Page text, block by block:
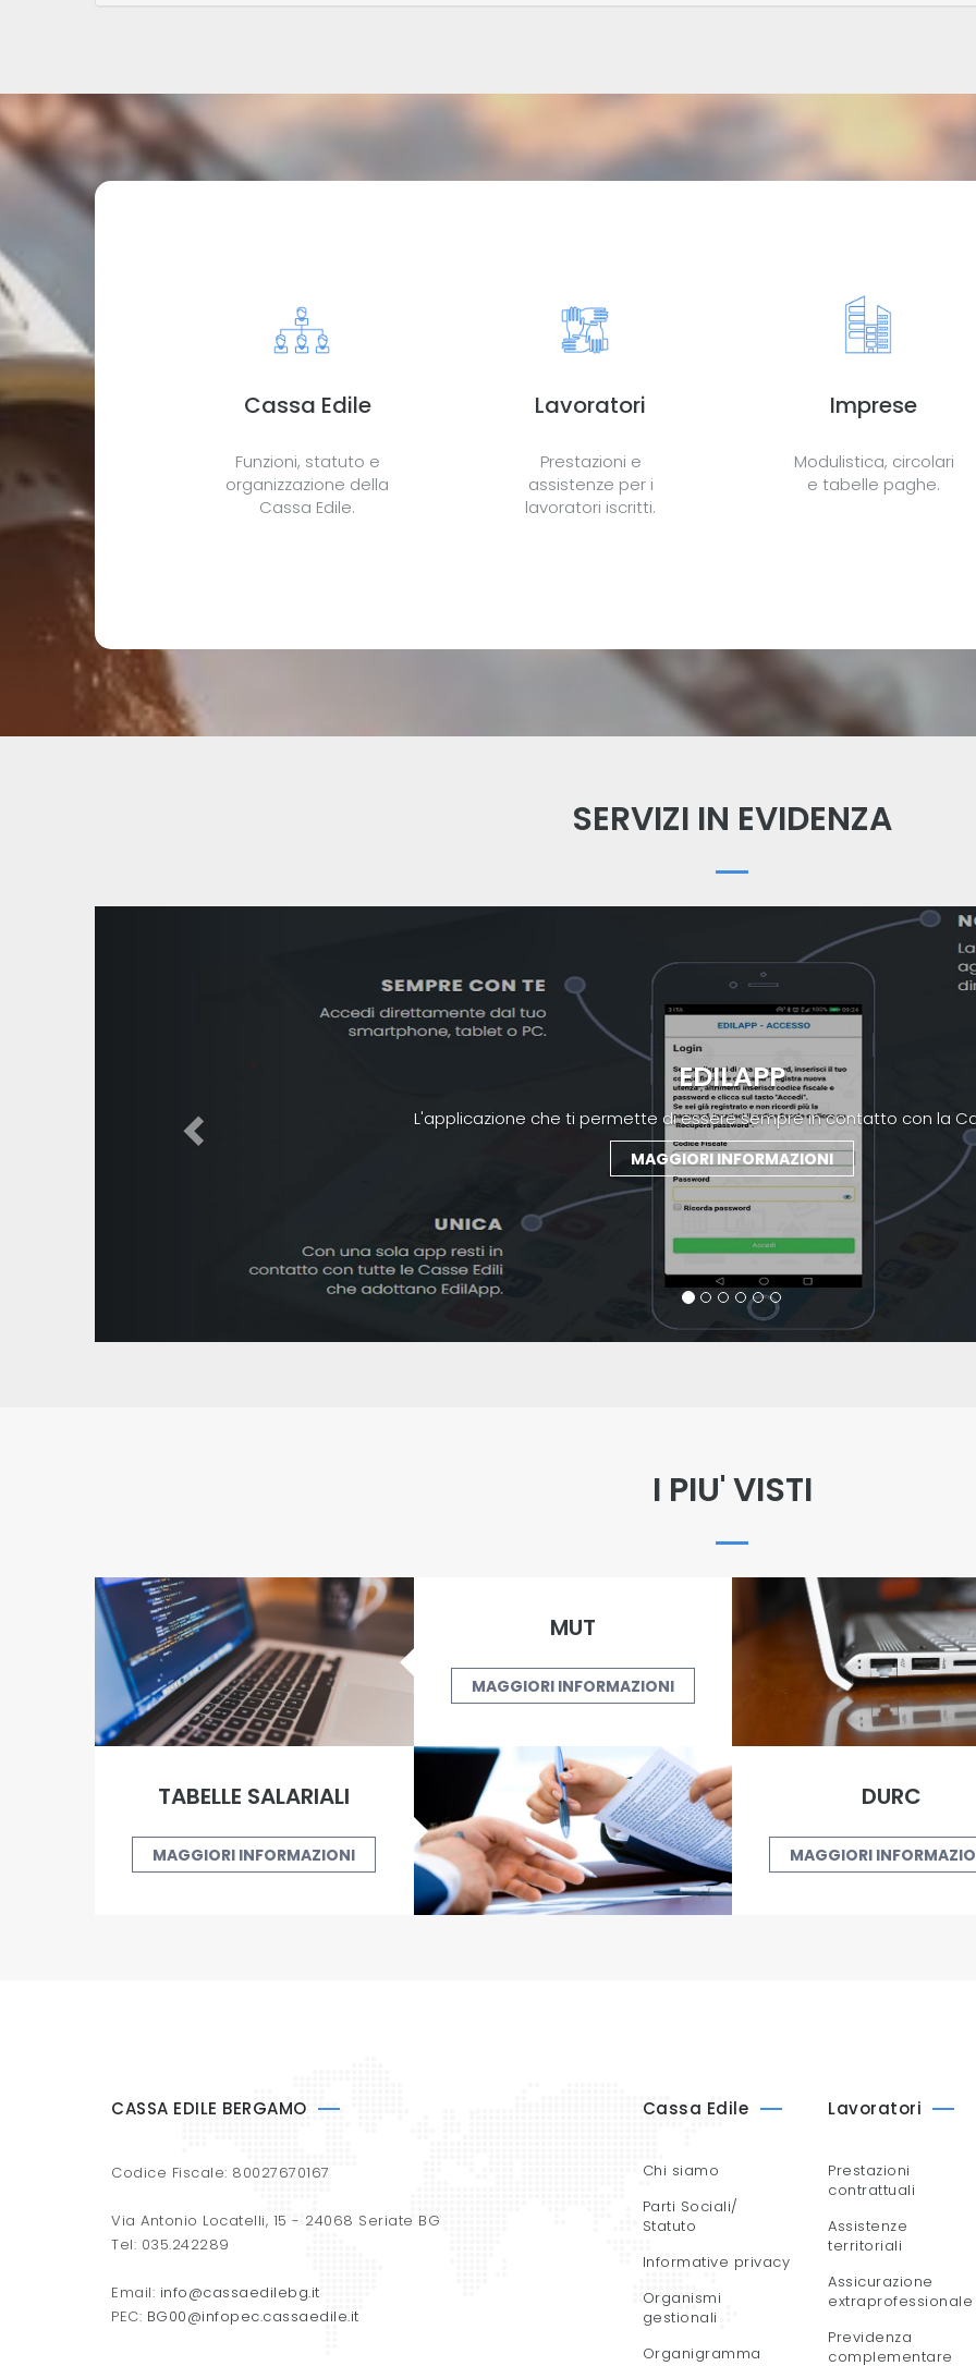
Cassa Edile
Funzioni, statuto e
organizzazione della
Cassa Edile.
Lavoratori
Prestazioni e
assistenze per i
lavoratori iscritti.
Imprese
Modulistica, circolari
e tabelle paghe.
SERVIZI IN EVIDENZA
SANEDIL
Il fondo sanitario nazionale per i lavoratori edili.
MAGGIORI INFORMAZIONI
I PIU' VISTI
MUT
MAGGIORI INFORMAZIONI
TABELLE SALARIALI
MAGGIORI INFORMAZIONI
DURC
MAGGIORI
CASSA EDILE BERGAMO
Codice Fiscale: 80027670167
Via Antonio Locatelli, 15 - 24068 Seriate BG
Tel: 035.242289
Email: info@cassaedilebg.it
PEC: BG00@infopec.cassaedile.it
Cassa Edile
Chi siamo
Parti Sociali/
Statuto
Informative privacy
Organismi
gestionali
Organigramma
Lavoratori
Prestazioni
contrattuali
Assistenze
territoriali
Assicurazione
extraprofessionale
Previdenza
complementare